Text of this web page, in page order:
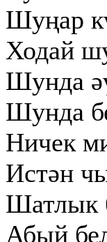
Шуңар
Ходай
Шунда
Шунда
Ничек
Истән
Шатлык
Абый